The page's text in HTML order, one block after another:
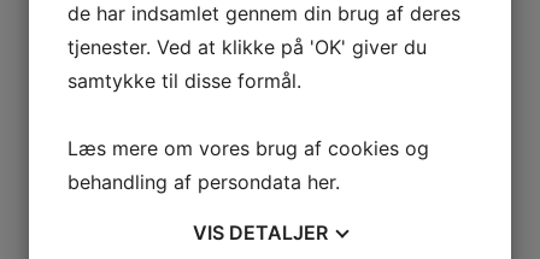
de har indsamlet gennem din brug af deres
tjenester. Ved at klikke på 'OK' giver du
samtykke til disse formål.
Læs mere om vores brug af cookies og
behandling af persondata her.
VIS DETALJER